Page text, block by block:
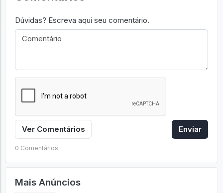
Dúvidas? Escreva aqui seu comentário.
Ver Comentários Enviar
0 Comentários
Mais Anúncios